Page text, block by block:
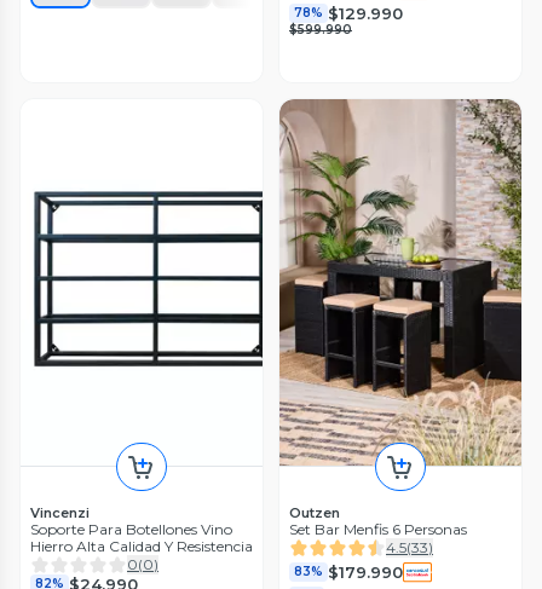
78% $129.990
$599.990
Vincenzi
Soporte Para Botellones Vino
Hierro Alta Calidad Y Resistencia
0(0)
82% $24.990
Outzen
Set Bar Menfis 6 Personas
4.5(33)
83% $179.990